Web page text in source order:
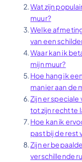
Wat zijn
muur?
Welke
van een
Waar kan ik
mijn muur?
Hoe hang ik
manier aan de
Zijn er
tot zijn recht te
Hoe kan ik
past bij de rest
Zijn er
verschillende